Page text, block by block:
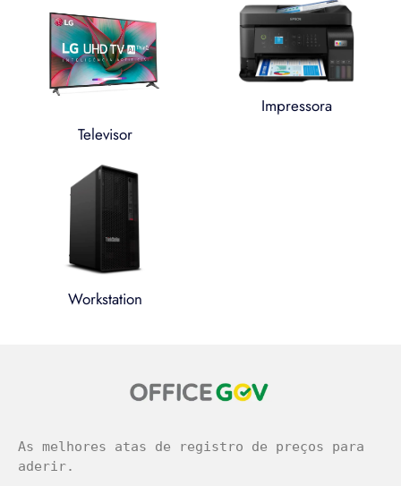
Televisor
Impressora
Workstation
As melhores atas de registro de preços para
aderir.